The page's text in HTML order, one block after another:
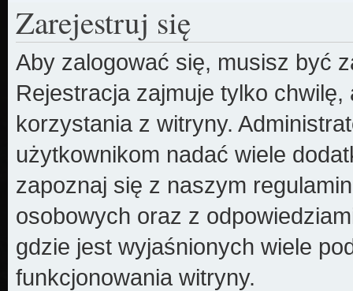
Zarejestruj się
Aby zalogować się, musisz być
Rejestracja zajmuje tylko
korzystania z witryny.
użytkownikom nadać wiele
zapoznaj się z naszym
osobowych oraz z
gdzie jest wyjaśnionych wiele
funkcjonowania witryny.